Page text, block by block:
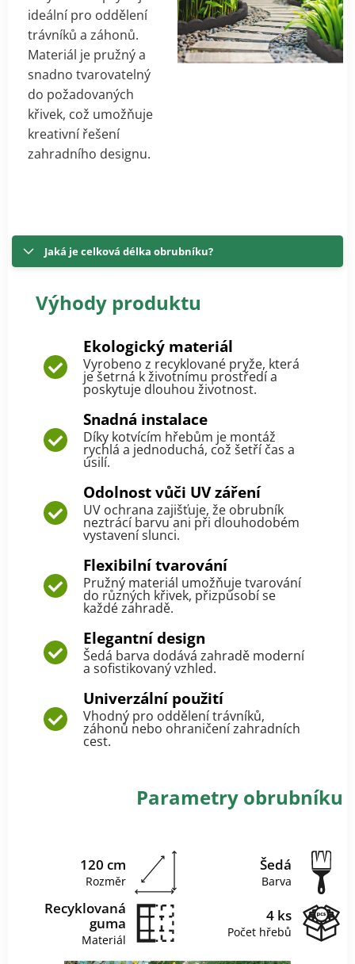
ideální pro oddělení
trávníků a záhonů.
Materiál je pružný a
snadno tvarovatelný
do požadovaných
křivek, což umožňuje
kreativní řešení
zahradního designu.
Jaká je celková délka obrubníku?
Výhody produktu
Ekologický materiál
Vyrobeno z recyklované pryže, která
je šetrná k životnímu prostředí a
poskytuje dlouhou životnost.
Snadná instalace
Díky kotvícím hřebům je montáž
rychlá a jednoduchá, což šetří čas a
úsilí.
Odolnost vůči UV záření
UV ochrana zajišťuje, že obrubník
neztrácí barvu ani při dlouhodobém
vystavení slunci.
Flexibilní tvarování
Pružný materiál umožňuje tvarování
do různých křivek, přizpůsobí se
každé zahradě.
Elegantní design
Šedá barva dodává zahradě moderní
a sofistikovaný vzhled.
Univerzální použití
Vhodný pro oddělení trávníků,
záhonů nebo ohraničení zahradních
cest.
Parametry obrubníku
120 cm
Rozměr
Šedá
Barva
Recyklovaná
guma
Materiál
4 ks
Počet hřebů